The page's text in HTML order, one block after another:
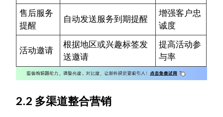
售后服务
提醒
自动发送服务到期提醒
增强客户忠
诚度
活动邀请
根据地区或兴趣标签发
送邀请
提高活动参
与率
2.2 多渠道整合营销